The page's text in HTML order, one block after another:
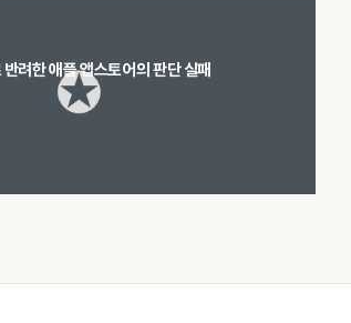
려한 애플 앱스토어의 판단 실패